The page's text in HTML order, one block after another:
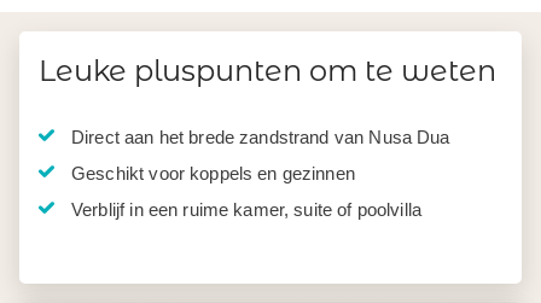
Leuke pluspunten om te weten
Direct aan het brede zandstrand van Nusa Dua
Geschikt voor koppels en gezinnen
Verblijf in een ruime kamer, suite of poolvilla